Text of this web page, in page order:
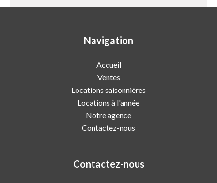
Navigation
Accueil
Ventes
Locations saisonnières
Locations à l'année
Notre agence
Contactez-nous
Contactez-nous